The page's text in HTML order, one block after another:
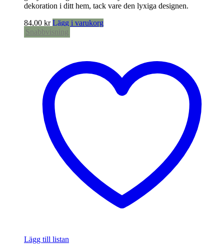
dekoration i ditt hem, tack vare den lyxiga designen.
84,00 kr Lägg i varukorg
Snabbvisning
Lägg till listan